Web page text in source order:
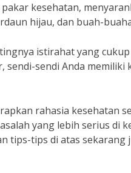
kesehatan,
hijau, dan buah-
istirahat yang
sendi-sendi Anda
rahasia kesehatan
yang lebih serius di
tips-tips di atas sekarang